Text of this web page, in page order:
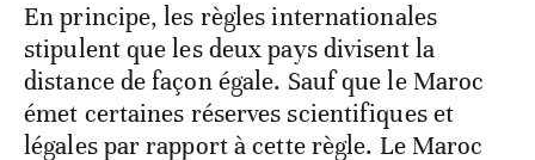
En principe, les règles internationales
stipulent que les deux pays divisent la
distance de façon égale. Sauf que le Maroc
émet certaines réserves scientifiques et
légales par rapport à cette règle. Le Maroc